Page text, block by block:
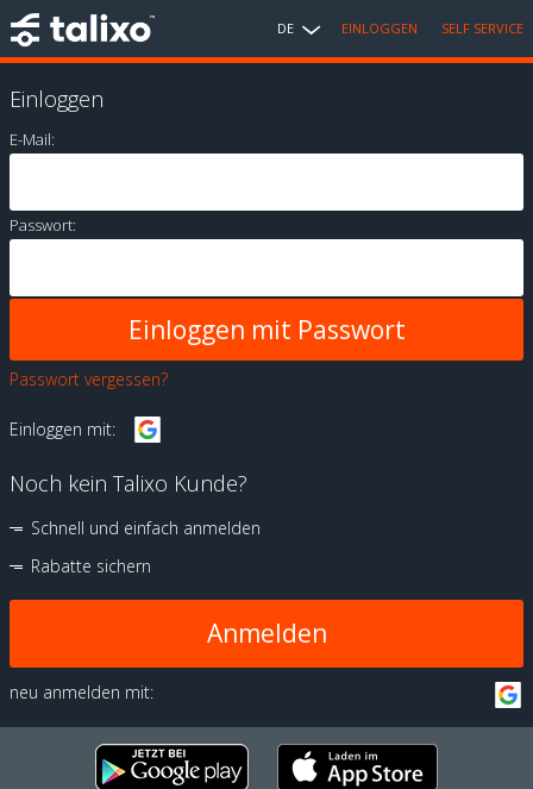
DE EINLOGGEN SELF SERVICE
Einloggen
E-Mail:
Passwort:
Passwort vergessen?
Einloggen mit:
Noch kein Talixo Kunde?
Schnell und einfach anmelden
Rabatte sichern
Anmelden
neu anmelden mit: